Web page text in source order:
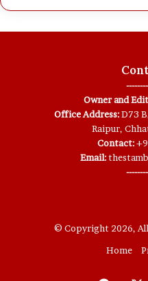
Owner and
Office Address:D73
Raipur,
Contact:
Email:
© Copyright 2026, All
Home